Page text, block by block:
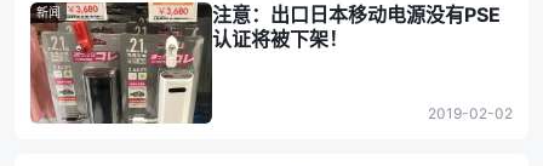
新闻
注意：出口日本移动电源没有PSE
认证将被下架！
2019-02-02